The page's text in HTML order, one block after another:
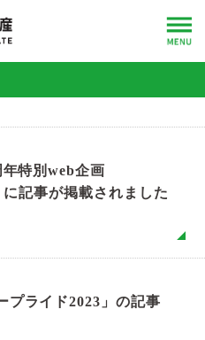
特別web企画
に記事が掲載されました
プライド2023」の記事